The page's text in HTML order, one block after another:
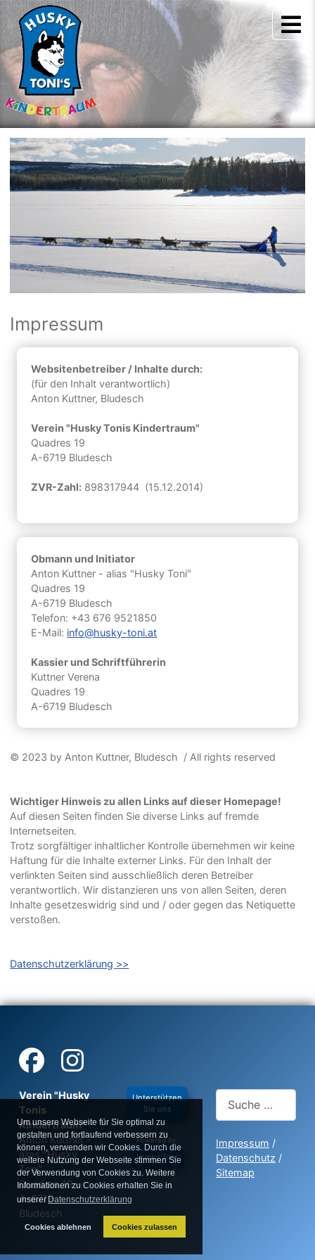
Um unsere Webseite für Sie optimal zu
gestalten und fortlaufend verbessern zu
können, verwenden wir Cookies. Durch die
weitere Nutzung der Webseite stimmen Sie
der Verwendung von Cookies zu. Weitere
Informationen zu Cookies erhalten Sie in
unserer Datenschutzerklärung
Cookies ablehnen Cookies zulassen
Impressum
Websitenbetreiber / Inhalte durch:
(für den Inhalt verantwortlich)
Anton Kuttner, Bludesch
Verein "Husky Tonis Kindertraum"
Quadres 19
A-6719 Bludesch
ZVR-Zahl: 898317944 (15.12.2014)
Obmann und Initiator
Anton Kuttner - alias "Husky Toni"
Quadres 19
A-6719 Bludesch
Telefon: +43 676 9521850
E-Mail: info@husky-toni.at
Kassier und Schriftführerin
Kuttner Verena
Quadres 19
A-6719 Bludesch
© 2023 by Anton Kuttner, Bludesch / All rights reserved
Wichtiger Hinweis zu allen Links auf dieser Homepage!
Auf diesen Seiten finden Sie diverse Links auf fremde
Internetseiten.
Trotz sorgfältiger inhaltlicher Kontrolle übernehmen wir keine
Haftung für die Inhalte externer Links. Für den Inhalt der
verlinkten Seiten sind ausschließlich deren Betreiber
verantwortlich. Wir distanzieren uns von allen Seiten, deren
Inhalte gesetzeswidrig sind und / oder gegen das Netiquette
verstoßen.
Datenschutzerklärung >>
Verein "Husky
Tonis
Kindertraum"
Anton Kuttner -
alias "Husky
Toni"
Quadres 19
A-6719
Bludesch
Unterstützen
Sie uns
Powered by:
Husky Toni
Suchen
Impressum /
Datenschutz /
Sitemap